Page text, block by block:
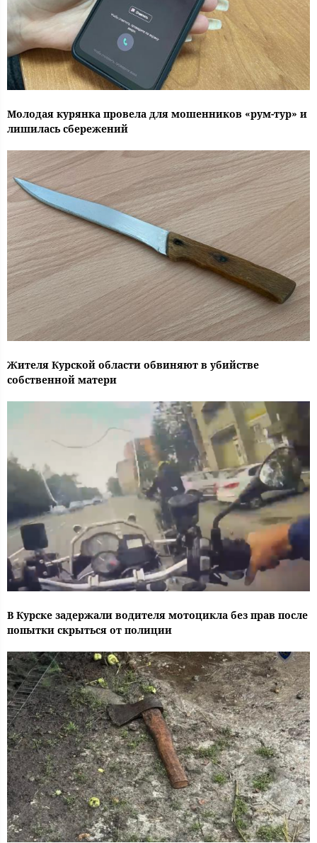
Молодая курянка провела для мошенников «рум-тур» и
лишилась сбережений
Жителя Курской области обвиняют в убийстве
собственной матери
В Курске задержали водителя мотоцикла без прав после
попытки скрыться от полиции